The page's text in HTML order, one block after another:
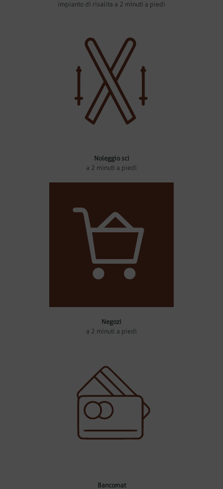
impianto di risalita a 2 minuti a piedi
Noleggio sci
a 2 minuti a piedi
Negozi
a 2 minuti a piedi
Bancomat